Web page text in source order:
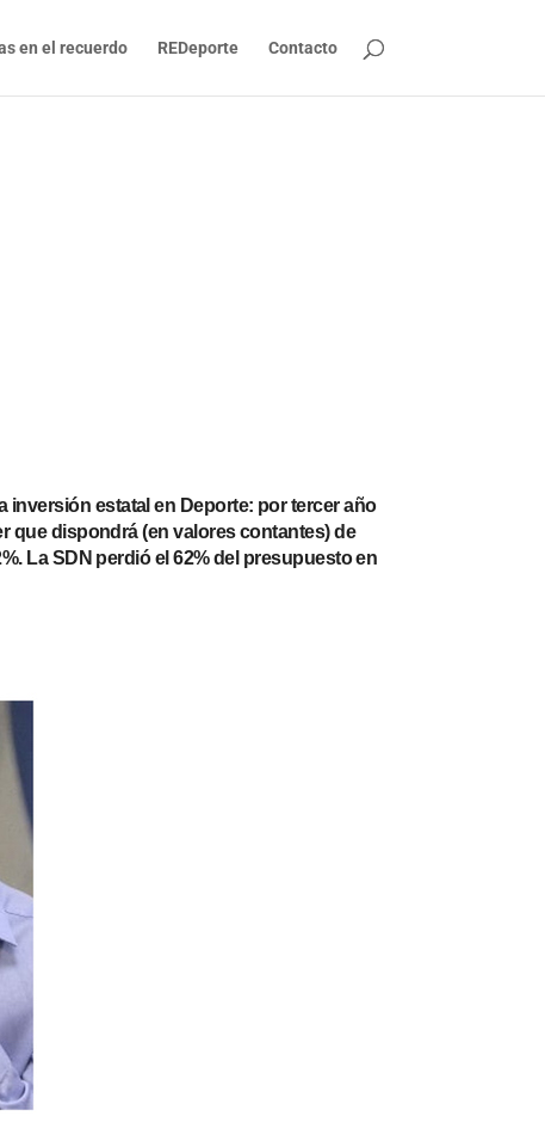
en el recuerdo REDeporte Contacto
inversión estatal en Deporte: por tercer año
que dispondrá (en valores contantes) de
La SDN perdió el 62% del presupuesto en